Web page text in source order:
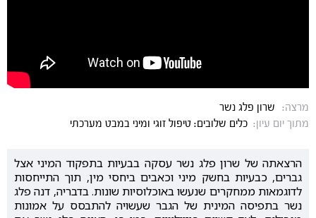
מרצה:
שרון פלג נשר
מתוך יום עיון: כלים שלובים: טיפול זוגי ומיני במבט מערכתי
הרצאתה של שרון פלג נשר עסקה בבעיות בתפקוד המיני אצל
גברים, כבעיות בחשק מיני וכאבים ביחסי מין, תוך התייחסות
לדוגמאות ממחקרים שנעשו באוכלוסיות שונות. בדבריה, דנה פלג
נשר בתפיסה המינית של הגבר שעשויה להתבסס על אמונות